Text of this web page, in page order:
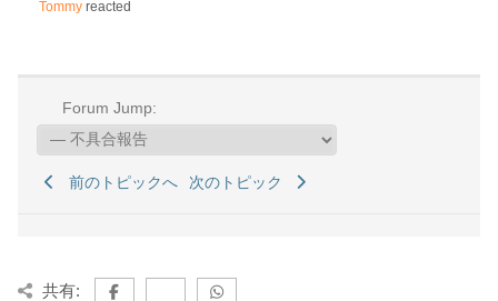
Tommy reacted
Forum Jump:
前のトピックへ 次のトピック
共有: